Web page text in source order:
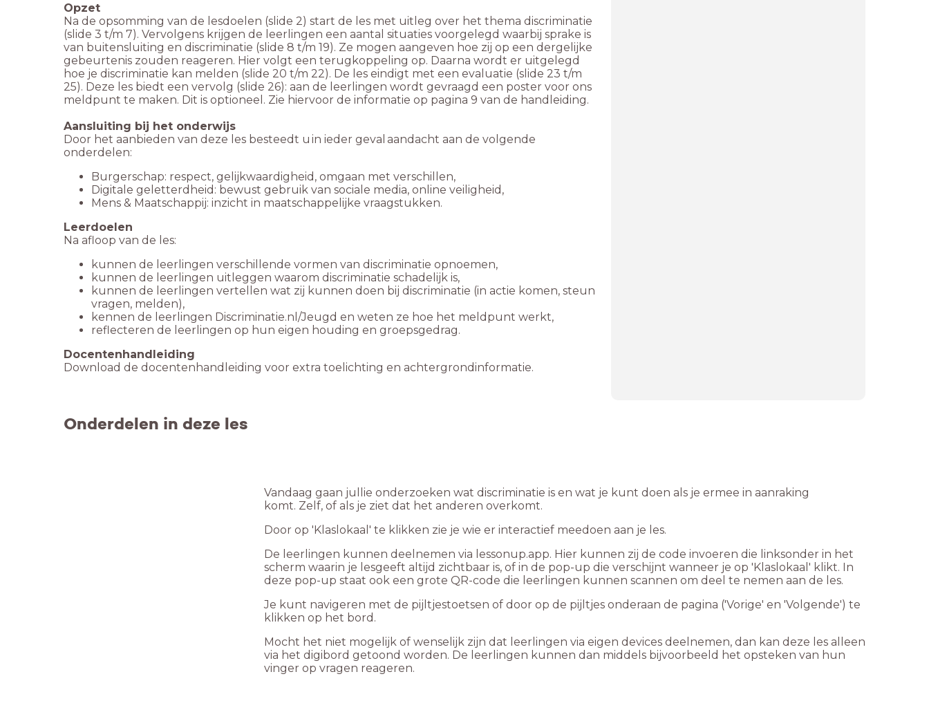
Opzet
Na de opsomming van de lesdoelen (slide 2) start de les met uitleg over het thema discriminatie
(slide 3 t/m 7). Vervolgens krijgen de leerlingen een aantal situaties voorgelegd waarbij sprake is
van buitensluiting en discriminatie (slide 8 t/m 19). Ze mogen aangeven hoe zij op een dergelijke
gebeurtenis zouden reageren. Hier volgt een terugkoppeling op. Daarna wordt er uitgelegd
hoe je discriminatie kan melden (slide 20 t/m 22). De les eindigt met een evaluatie (slide 23 t/m
25). Deze les biedt een vervolg (slide 26): aan de leerlingen wordt gevraagd een poster voor ons
meldpunt te maken. Dit is optioneel. Zie hiervoor de informatie op pagina 9 van de handleiding.
Aansluiting bij het onderwijs
Door het aanbieden van deze les besteedt u in ieder geval aandacht aan de volgende
onderdelen:
Burgerschap: respect, gelijkwaardigheid, omgaan met verschillen,
Digitale geletterdheid: bewust gebruik van sociale media, online veiligheid,
Mens & Maatschappij: inzicht in maatschappelijke vraagstukken.
Leerdoelen
Na afloop van de les:
kunnen de leerlingen verschillende vormen van discriminatie opnoemen,
kunnen de leerlingen uitleggen waarom discriminatie schadelijk is,
kunnen de leerlingen vertellen wat zij kunnen doen bij discriminatie (in actie komen, steun
vragen, melden),
kennen de leerlingen Discriminatie.nl/Jeugd en weten ze hoe het meldpunt werkt,
reflecteren de leerlingen op hun eigen houding en groepsgedrag.
Docentenhandleiding
Download de docentenhandleiding voor extra toelichting en achtergrondinformatie.
Onderdelen in deze les
Vandaag gaan jullie onderzoeken wat discriminatie is en wat je kunt doen als je ermee in aanraking
komt. Zelf, of als je ziet dat het anderen overkomt.
Door op 'Klaslokaal' te klikken zie je wie er interactief meedoen aan je les.
De leerlingen kunnen deelnemen via lessonup.app. Hier kunnen zij de code invoeren die linksonder in het
scherm waarin je lesgeeft altijd zichtbaar is, of in de pop-up die verschijnt wanneer je op 'Klaslokaal' klikt. In
deze pop-up staat ook een grote QR-code die leerlingen kunnen scannen om deel te nemen aan de les.
Je kunt navigeren met de pijltjestoetsen of door op de pijltjes onderaan de pagina ('Vorige' en 'Volgende') te
klikken op het bord.
Mocht het niet mogelijk of wenselijk zijn dat leerlingen via eigen devices deelnemen, dan kan deze les alleen
via het digibord getoond worden. De leerlingen kunnen dan middels bijvoorbeeld het opsteken van hun
vinger op vragen reageren.